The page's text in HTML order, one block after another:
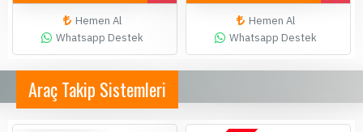
Hemen Al
Whatsapp Destek
Hemen Al
Whatsapp Destek
Araç Takip Sistemleri